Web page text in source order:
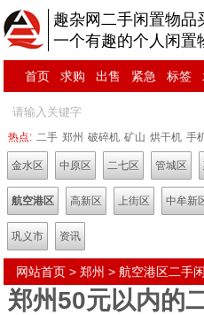
趣杂网二手闲置物品
一个有趣的个人闲置
首页 求购 出售 紧急 标签
热点: 二手 郑州 破碎机 矿山 烘干机 手
金水区 中原区 二七区 管城区
航空港区 高新区 上街区 中牟新
巩义市 资讯
网站首页 >郑州 >航空港区二手
郑州50元以内的